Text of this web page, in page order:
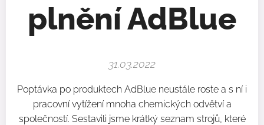
plnění AdBlue
31.03.2022
Poptávka po produktech AdBlue neustále roste a s ní i
pracovní vytížení mnoha chemických odvětví a
společností. Sestavili jsme krátký seznam strojů, které